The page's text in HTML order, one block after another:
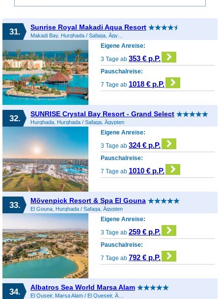
31. Sunrise Royal Makadi Aqua Resort
Makadi Bay, Hurghada / Safaga, Ägypten
Eigene Anreise:
3 Tage ab353 € p.P.
Pauschalreise:
7 Tage ab 1018 € p.P.
32. SUNRISE Crystal Bay Resort - Grand Select
Hurghada, Hurghada / Safaga, Ägypten
Eigene Anreise:
3 Tage ab324 € p.P.
Pauschalreise:
7 Tage ab 1010 € p.P.
33. Mövenpick Resort & Spa El Gouna
El Gouna, Hurghada / Safaga, Ägypten
Eigene Anreise:
3 Tage ab259 € p.P.
Pauschalreise:
7 Tage ab 792 € p.P.
34. Albatros Sea World Marsa Alam
El Quseir, Marsa Alam / El Queseir, Ägypten